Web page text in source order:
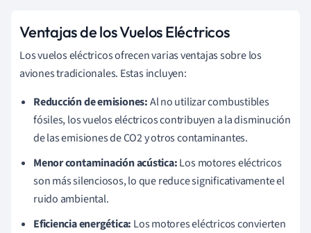
Ventajas de los Vuelos Eléctricos
Los vuelos eléctricos ofrecen varias ventajas sobre los
aviones tradicionales. Estas incluyen:
Reducción de emisiones:Al no utilizar combustibles
fósiles, los vuelos eléctricos contribuyen a la disminución
de las emisiones de CO2 y otros contaminantes.
Menor contaminación acústica:Los motores eléctricos
son más silenciosos, lo que reduce significativamente el
ruido ambiental.
Eficiencia energética: Los motores eléctricos convierten